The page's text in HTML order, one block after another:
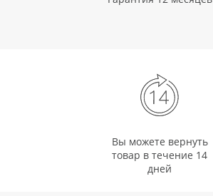
Вы можете вернуть
товар в течение 14
дней